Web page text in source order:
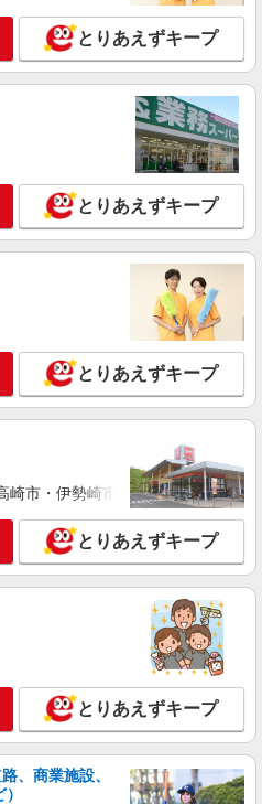
駅＞元気も、プライベートも諦め
看護助手
〜2312円 ＜日払い有/週払い有/交
詳細を見る
サポート担当＊未経験OK！きれ
月給240,000〜400,000円 ・基本
〜220,000円 ・資格手当：10,000〜
職手当：10,000〜70,000円 ・処遇改
〜60,000円（勤続年数、保有資格
時間を超過する場合には超過勤務
途支給 ・夜勤手当：10,000円/1回
下記資格をお持ちの方
介護基礎研修 ・初任者研修 ・実務
福祉士 など
区
｜家庭と両立できる＊デイサービ
勤なし】
〜3000円 ＜日払い有/週払い有/交
リン代含む)＞
社不要
詳細を見る
★病院でお掃除/食事の配膳など
とりあえずキープ
とりあえずキープ
とりあえずキープ
崎市・伊勢崎市・太田市・館林市
とりあえずキープ
とりあえずキープ
、商業施設、